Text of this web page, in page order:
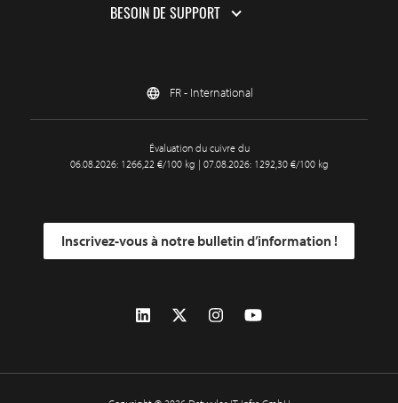
BESOIN DE SUPPORT
FR - International
Évaluation du cuivre du
06.08.2026: 1266,22 €/100 kg | 07.08.2026: 1292,30 €/100 kg
Inscrivez-vous à notre bulletin d’information !